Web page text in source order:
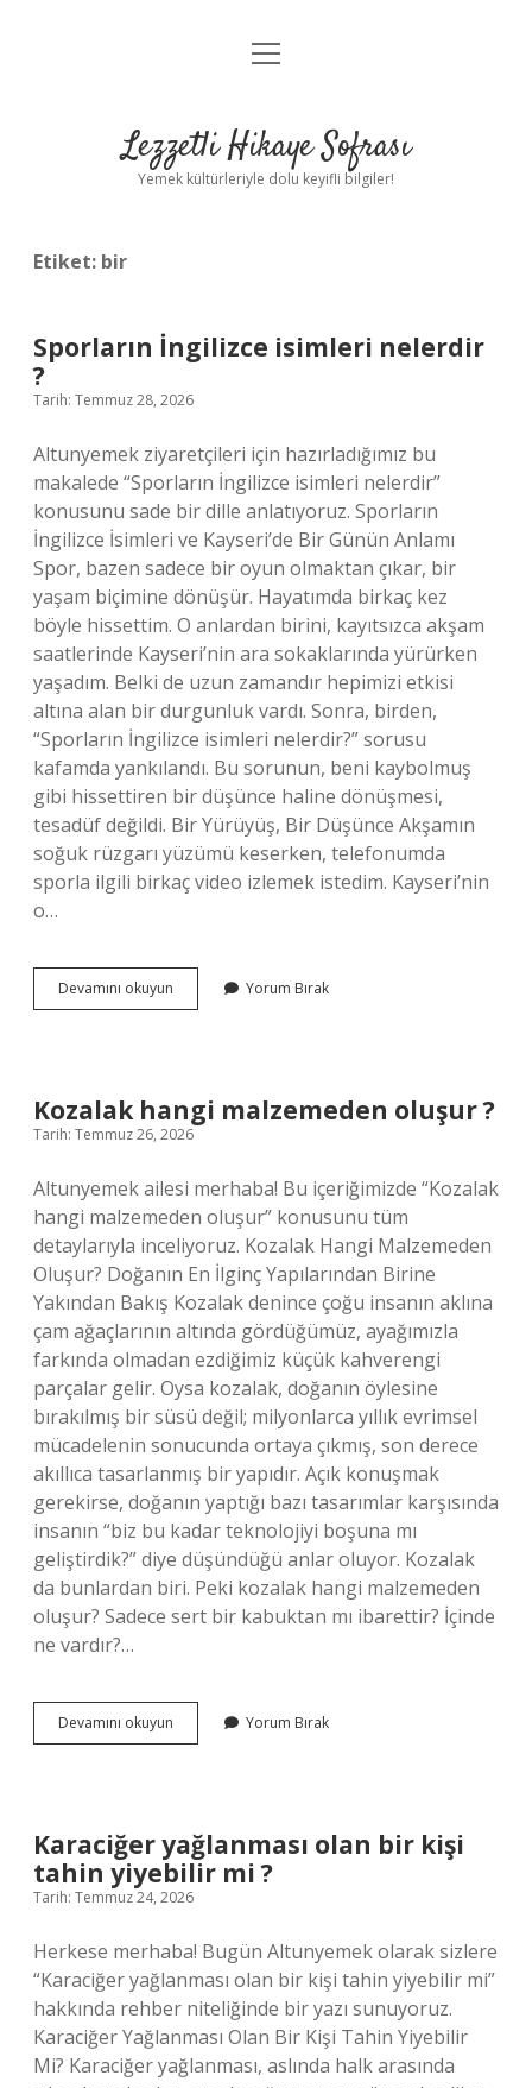
Anasayfa
Yasal Uyarı
menüyü
Lezzetli Hikaye Sofrası
Yemek kültürleriyle dolu keyifli bilgiler!
Etiket: bir
Sporların İngilizce isimleri nelerdir
?
Tarih: Temmuz 28, 2026
Altunyemek ziyaretçileri için hazırladığımız bu
makalede “Sporların İngilizce isimleri nelerdir”
konusunu sade bir dille anlatıyoruz. Sporların
İngilizce İsimleri ve Kayseri’de Bir Günün Anlamı
Spor, bazen sadece bir oyun olmaktan çıkar, bir
yaşam biçimine dönüşür. Hayatımda birkaç kez
böyle hissettim. O anlardan birini, kayıtsızca akşam
saatlerinde Kayseri’nin ara sokaklarında yürürken
yaşadım. Belki de uzun zamandır hepimizi etkisi
altına alan bir durgunluk vardı. Sonra, birden,
“Sporların İngilizce isimleri nelerdir?” sorusu
kafamda yankılandı. Bu sorunun, beni kaybolmuş
gibi hissettiren bir düşünce haline dönüşmesi,
tesadüf değildi. Bir Yürüyüş, Bir Düşünce Akşamın
soğuk rüzgarı yüzümü keserken, telefonumda
sporla ilgili birkaç video izlemek istedim. Kayseri’nin
o…
Devamını okuyun Sporların
İngilizce
Yorum Bırak
Kozalak hangi malzemeden oluşur ?
Tarih: Temmuz 26, 2026
Altunyemek ailesi merhaba! Bu içeriğimizde “Kozalak
hangi malzemeden oluşur” konusunu tüm
detaylarıyla inceliyoruz. Kozalak Hangi Malzemeden
Oluşur? Doğanın En İlginç Yapılarından Birine
Yakından Bakış Kozalak denince çoğu insanın aklına
çam ağaçlarının altında gördüğümüz, ayağımızla
farkında olmadan ezdiğimiz küçük kahverengi
parçalar gelir. Oysa kozalak, doğanın öylesine
bırakılmış bir süsü değil; milyonlarca yıllık evrimsel
mücadelenin sonucunda ortaya çıkmış, son derece
akıllıca tasarlanmış bir yapıdır. Açık konuşmak
gerekirse, doğanın yaptığı bazı tasarımlar karşısında
insanın “biz bu kadar teknolojiyi boşuna mı
geliştirdik?” diye düşündüğü anlar oluyor. Kozalak
da bunlardan biri. Peki kozalak hangi malzemeden
oluşur? Sadece sert bir kabuktan mı ibarettir? İçinde
ne vardır?…
Devamını okuyun
hangi
Yorum Bırak
Karaciğer yağlanması olan bir kişi
tahin yiyebilir mi ?
Tarih: Temmuz 24, 2026
Herkese merhaba! Bugün Altunyemek olarak sizlere
“Karaciğer yağlanması olan bir kişi tahin yiyebilir mi”
hakkında rehber niteliğinde bir yazı sunuyoruz.
Karaciğer Yağlanması Olan Bir Kişi Tahin Yiyebilir
Mi? Karaciğer yağlanması, aslında halk arasında